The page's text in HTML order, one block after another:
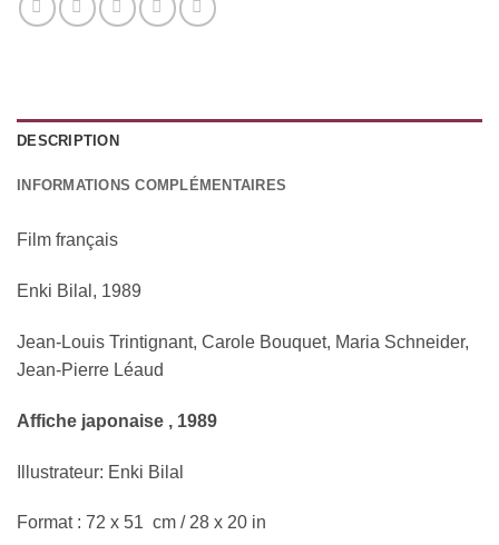
DESCRIPTION
INFORMATIONS COMPLÉMENTAIRES
Film français
Enki Bilal, 1989
Jean-Louis Trintignant, Carole Bouquet, Maria Schneider,
Jean-Pierre Léaud
Affiche japonaise , 1989
Illustrateur: Enki Bilal
Format : 72 x 51 cm / 28 x 20 in